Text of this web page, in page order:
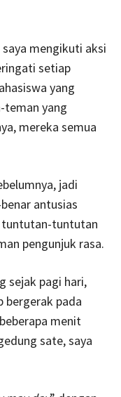
mengikuti aksi
setiap
yang
teman yang
mereka semua
jadi
antusias
tuntutan-tuntutan
pengunjuk rasa.
sejak pagi hari,
bergerak pada
menit
sate, saya